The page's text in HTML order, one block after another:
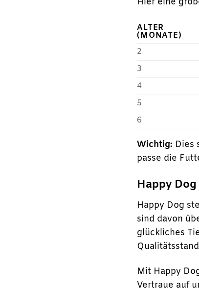
ALTER
(MONATE)
2
3
4
5
6
Wichtig: Dies
passe die
Happy
Happy Dog
sind davon
glückliches
Mit Happy
Vertraue auf